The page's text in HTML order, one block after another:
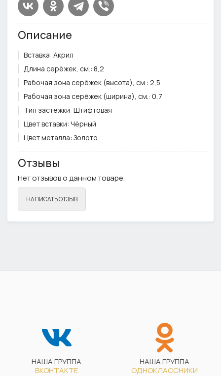
Описание
Вставка: Акрил
Длина серёжек, см.: 8,2
Рабочая зона серёжек (высота), см.: 2,5
Рабочая зона серёжек (ширина), см.: 0,7
Тип застёжки: Штифтовая
Цвет вставки: Чёрный
Цвет металла: Золото
Примечание: Фурнитура может отличаться от фото
Отзывы
Нет отзывов о данном товаре.
НАПИСАТЬ ОТЗЫВ
НАША ГРУППА
ВКОНТАКТЕ
НАША ГРУППА
ОДНОКЛАССНИКИ